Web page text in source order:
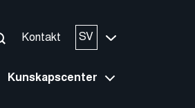
Kontakt SV
Kunskapscenter